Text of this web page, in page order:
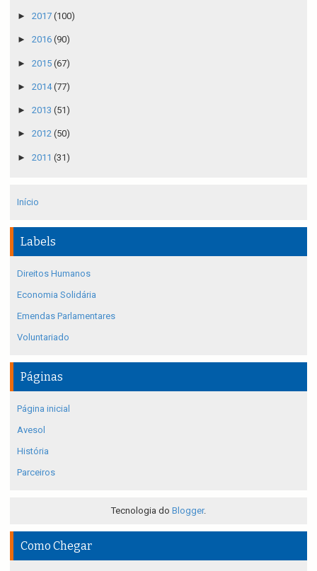
► 2017 (100)
► 2016 (90)
► 2015 (67)
► 2014(77)
► 2013 (51)
► 2012 (50)
► 2011 (31)
Início
Labels
Direitos Humanos
Economia Solidária
Emendas Parlamentares
Voluntariado
Páginas
Página inicial
Avesol
História
Parceiros
Tecnologia do Blogger.
Como Chegar